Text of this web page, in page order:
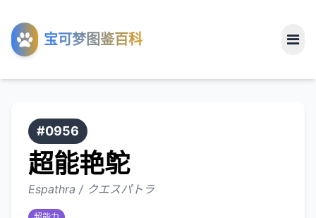
宝可梦图鉴百科
工具
关于
#0956
超能艳鸵
Espathra / クエスパトラ